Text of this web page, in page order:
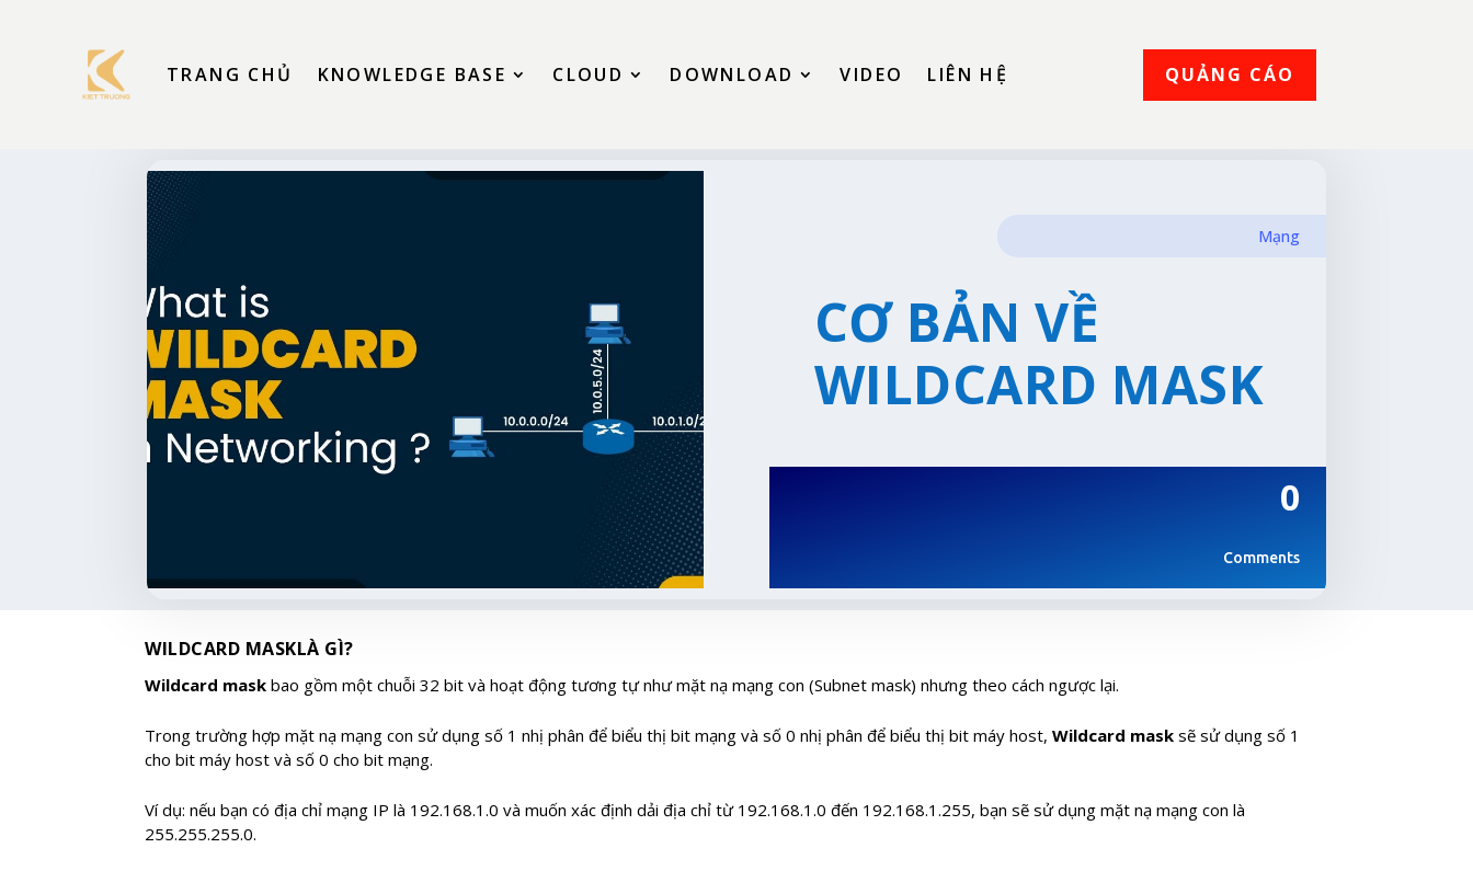
TRANG CHỦ KNOWLEDGE BASE CLOUD DOWNLOAD VIDEO LIÊN HỆ QUẢNG CÁO
Mạng
CƠ BẢN VỀ
WILDCARD MASK
0
Comments
WILDCARD MASKLÀ GÌ?
Wildcard mask bao gồm một chuỗi 32 bit và hoạt động tương tự như mặt nạ mạng con (Subnet mask) nhưng theo cách ngược lại.
Trong trường hợp mặt nạ mạng con sử dụng số 1 nhị phân để biểu thị bit mạng và số 0 nhị phân để biểu thị bit máy host, Wildcard mask sẽ sử dụng số 1
cho bit máy host và số 0 cho bit mạng.
Ví dụ: nếu bạn có địa chỉ mạng IP là 192.168.1.0 và muốn xác định dải địa chỉ từ 192.168.1.0 đến 192.168.1.255, bạn sẽ sử dụng mặt nạ mạng con là
255.255.255.0.